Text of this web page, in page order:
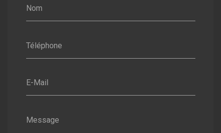
Nom
Téléphone
E-Mail
Message